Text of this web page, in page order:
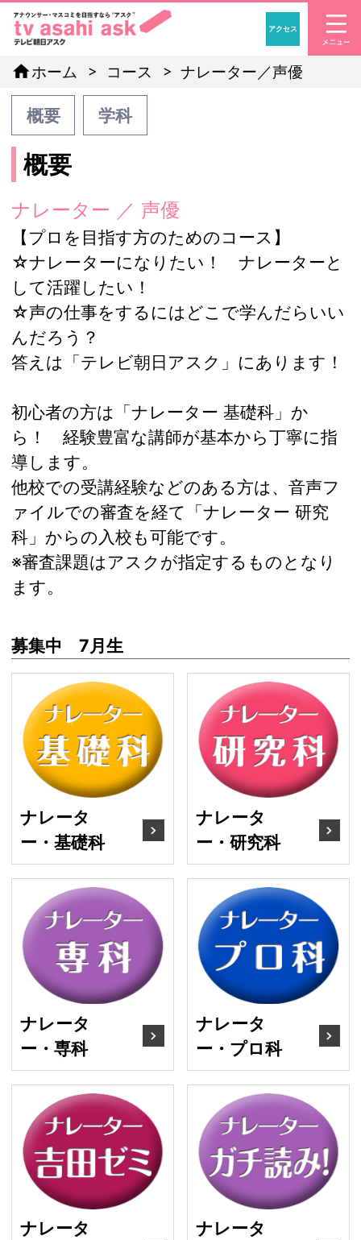
「アナウンサー・マ
アクセス
homeホーム コース ナレーター／声優
概要 学科
概要
ナレーター ／ 声優
【プロを目指す方のためのコース】
☆ナレーターになりたい！ ナレーターと
して活躍したい！
☆声の仕事をするにはどこで学んだらいい
んだろう？
答えは「テレビ朝日アスク」にあります！
初心者の方は「ナレーター 基礎科」か
ら！ 経験豊富な講師が基本から丁寧に指
導します。
他校での受講経験などのある方は、音声フ
ァイルでの審査を経て「ナレーター 研究
科」からの入校も可能です。
※審査課題はアスクが指定するものとなり
ます。
募集中 7月生
ナレーター・基礎科
ナレータ
ー・基礎科
ナレータ
ー・研究科
ナレーター・専科
ナレータ
ー・専科
ナレータ
ー・プロ科
ナレーター・吉田ゼミ
ナレータ
ナレータ